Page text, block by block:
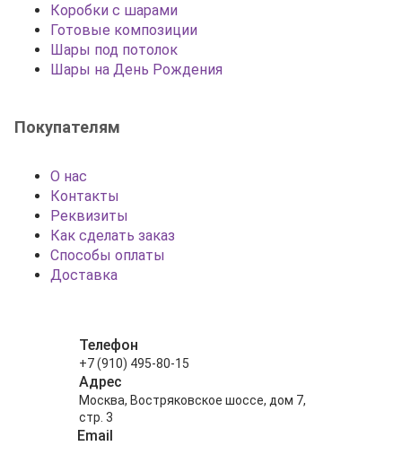
Коробки с шарами
Готовые композиции
Шары под потолок
Шары на День Рождения
Покупателям
О нас
Контакты
Реквизиты
Как сделать заказ
Способы оплаты
Доставка
Телефон
+7 (910) 495-80-15
Адрес
Москва, Востряковское шоссе, дом 7,
стр. 3
Email